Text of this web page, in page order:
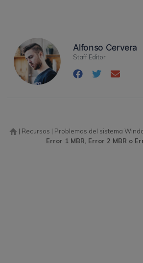
Alfonso Cervera
Staff Editor
| Recursos | Problemas del sistema
Error 1 MBR, Error 2 MBR o